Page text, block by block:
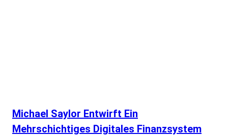
Michael Saylor Entwirft Ein
Mehrschichtiges Digitales Finanzsystem